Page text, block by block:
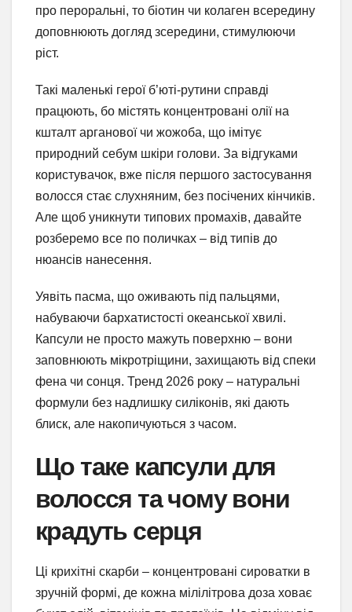
про пероральні, то біотин чи колаген всередину
доповнюють догляд зсередини, стимулюючи
ріст.
Такі маленькі герої б’юті-рутини справді
працюють, бо містять концентровані олії на
кшталт арганової чи жожоба, що імітує
природний себум шкіри голови. За відгуками
користувачок, вже після першого застосування
волосся стає слухняним, без посічених кінчиків.
Але щоб уникнути типових промахів, давайте
розберемо все по поличках – від типів до
нюансів нанесення.
Уявіть пасма, що оживають під пальцями,
набуваючи бархатистості океанської хвилі.
Капсули не просто мажуть поверхню – вони
заповнюють мікротріщини, захищають від спеки
фена чи сонця. Тренд 2026 року – натуральні
формули без надлишку силіконів, які дають
блиск, але накопичуються з часом.
Що таке капсули для
волосся та чому вони
крадуть серця
Ці крихітні скарби – концентровані сироватки в
зручній формі, де кожна мілілітрова доза ховає